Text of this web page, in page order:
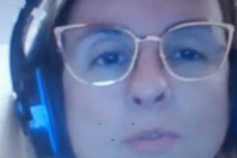
- INTEC
de
Vegetal -
de
de Alimentos
Urcamp Faz Bem